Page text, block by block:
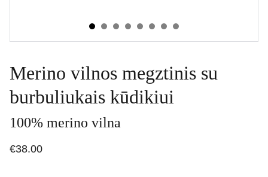
Merino vilnos megztinis su
burbuliukais kūdikiui
100% merino vilna
€38.00